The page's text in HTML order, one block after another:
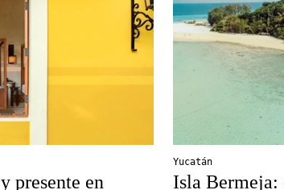
presente en
Yucatán
Isla Bermeja: